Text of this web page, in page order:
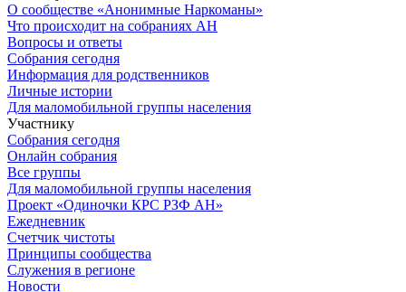
О сообществе «Анонимные Наркоманы»
Что происходит на собраниях АН
Вопросы и ответы
Собрания сегодня
Информация для родственников
Личные истории
Для маломобильной группы населения
Участнику
Собрания сегодня
Онлайн собрания
Все группы
Для маломобильной группы населения
Проект «Одиночки КРС РЗФ АН»
Ежедневник
Счетчик чистоты
Принципы сообщества
Служения в регионе
Новости